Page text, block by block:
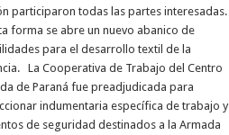
participaron todas las partes interesadas.
forma se abre un nuevo abanico de
para el desarrollo textil de la
La Cooperativa de Trabajo del Centro
de Paraná fue preadjudicada para
indumentaria específica de trabajo y
de seguridad destinados a la Armada